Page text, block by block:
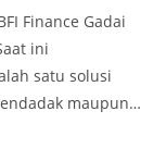
Finance Gadai
ini
satu solusi
maupun…